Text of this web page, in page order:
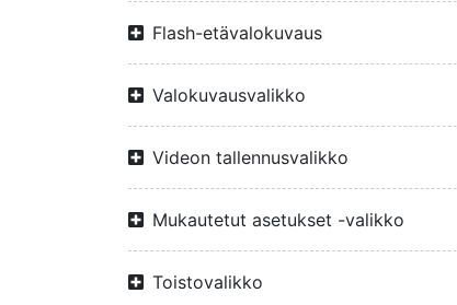
Flash-etävalokuvaus
Valokuvausvalikko
Videon tallennusvalikko
Mukautetut asetukset -valikko
Toistovalikko